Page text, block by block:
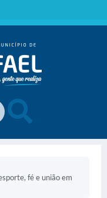
fé e união em